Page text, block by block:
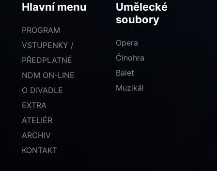
Hlavní menu
PROGRAM
VSTUPENKY /
PŘEDPLATNÉ
NDM ON-LINE
O DIVADLE
EXTRA
ATELIÉR
ARCHIV
KONTAKT
Umělecké
soubory
Opera
Činohra
Balet
Muzikál